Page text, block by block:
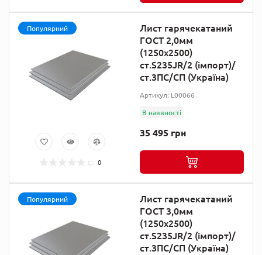
Популярний
0
Лист гарячекатаний
ГОСТ 2,0мм
(1250х2500)
ст.S235JR/2 (імпорт)/
ст.3ПС/СП (Україна)
Артикул: L00066
В наявності
35 495 грн
Популярний
Лист гарячекатаний
ГОСТ 3,0мм
(1250х2500)
ст.S235JR/2 (імпорт)/
ст.3ПС/СП (Україна)